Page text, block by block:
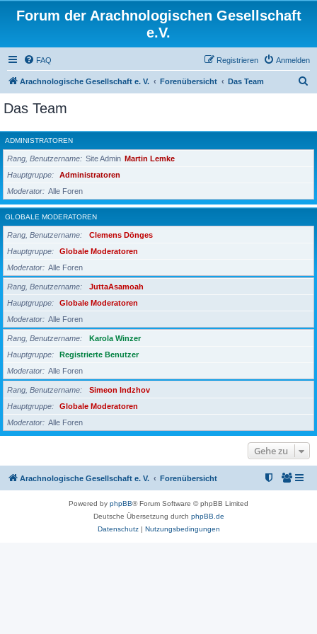
Forum der Arachnologischen Gesellschaft
e.V.
FAQ Anmelden
Registrieren
Arachnologische Gesellschaft e. V. Forenübersicht Das Team
h
e
Das Team
ADMINISTRATOREN
Rang, Benutzername Site Admin Martin Lemke
Hauptgruppe
Administratoren
Moderator
Alle Foren
GLOBALE MODERATOREN
Rang, Benutzername
Clemens Dönges
Hauptgruppe
Globale Moderatoren
Moderator
Alle Foren
Rang, Benutzername
JuttaAsamoah
Hauptgruppe
Globale Moderatoren
Moderator
Alle Foren
Rang, Benutzername
Karola Winzer
Hauptgruppe
Registrierte Benutzer
Moderator
Alle Foren
Rang, Benutzername
Simeon Indzhov
Hauptgruppe
Globale Moderatoren
Moderator
Alle Foren
Gehe zu
Arachnologische Gesellschaft e. V. Forenübersicht
Powered by phpBB® Forum Software © phpBB Limited
Deutsche Übersetzung durch phpBB.de
Datenschutz| Nutzungsbedingungen